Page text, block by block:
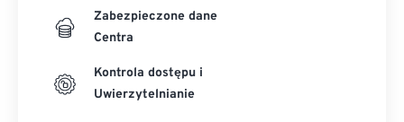
Zabezpieczone dane
Centra
Kontrola dostępu i
Uwierzytelnianie